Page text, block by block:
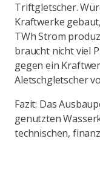
Triftgletscher.
Kraftwerke
TWh Strom
braucht nicht viel
gegen ein
Aletschgletscher
Fazit: Das
genutzten
technischen,